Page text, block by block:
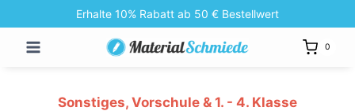
Inhalt
springen
Erhalte 10% Rabatt ab 50 € Bestellwert
0
Sonstiges, Vorschule & 1. - 4. Klasse